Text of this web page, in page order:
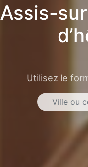
Assis-
Utilisez le